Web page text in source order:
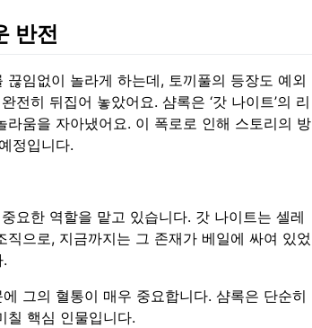
반전
임없이 놀라게 하는데, 토끼풀의 등장도 예외
히 뒤집어 놓았어요. 샴록은 ‘갓 나이트’의 리
움을 자아냈어요. 이 폭로로 인해 스토리의 방
정입니다.
요한 역할을 맡고 있습니다. 갓 나이트는 셀레
으로, 지금까지는 그 존재가 베일에 싸여 있었
그의 혈통이 매우 중요합니다. 샴록은 단순히
칠 핵심 인물입니다.